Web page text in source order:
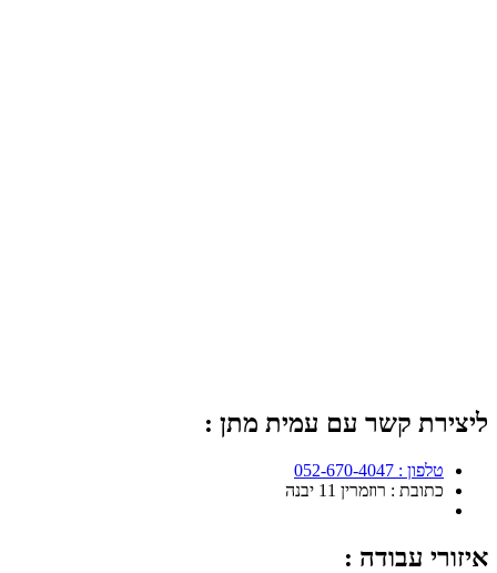
ליצירת קשר עם עמית מתן :
טלפון : 052-670-4047
כתובת : רוזמרין 11 יבנה
איזורי עבודה :